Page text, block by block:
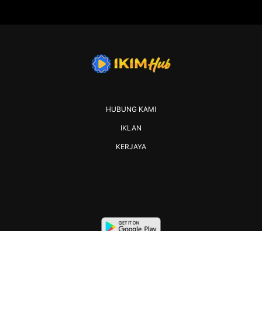
HUBUNG KAMI
IKLAN
KERJAYA